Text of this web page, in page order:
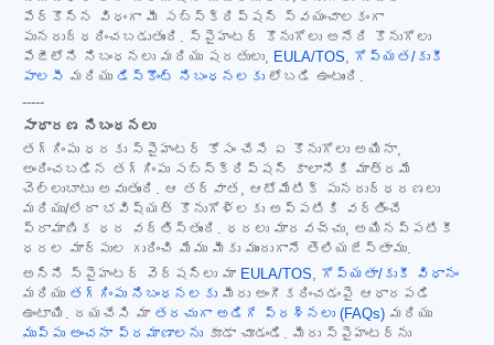
పేర్కొన్న విధంగా మీ సబ్‌స్క్రిప్షన్ స్వయంచాలకంగా
పునరుద్ధరించబడుతుంది. స్పైహంటర్ కొనుగోలు అనేది కొనుగోలు
పేజీలోని నిబంధనలు మరియు షరతులు, EULA/TOS, గోప్యత/కుకీ
పాలసీ మరియు డిస్కౌంట్ నిబంధనలకు లోబడి ఉంటుంది.
-----
సాధారణ నిబంధనలు
తగ్గింపు ధరకు స్పైహంటర్ కోసం చేసే ఏ కొనుగోలు అయినా,
అందించబడిన తగ్గింపు సబ్‌స్క్రిప్షన్ కాలానికి మాత్రమే
చెల్లుబాటు అవుతుంది. ఆ తర్వాత, ఆటోమేటిక్ పునరుద్ధరణలు
మరియు/లేదా భవిష్యత్ కొనుగోళ్లకు అప్పటికి వర్తించే
ప్రామాణిక ధర వర్తిస్తుంది. ధరలు మారవచ్చు, అయినప్పటికీ
ధరల మార్పుల గురించి మేము మీకు ముందుగానే తెలియజేస్తాము.
అన్ని స్పైహంటర్ వెర్షన్‌లు మా EULA/TOS, గోప్యతా/కుకీ విధానం
మరియు తగ్గింపు నిబంధనలకు మీరు అంగీకరించడంపై ఆధారపడి
ఉంటాయి. దయచేసి మా తరచుగా అడిగే ప్రశ్నలు (FAQs) మరియు
ముప్పు అంచనా ప్రమాణాలను కూడా చూడండి. మీరు స్పైహంటర్‌ను